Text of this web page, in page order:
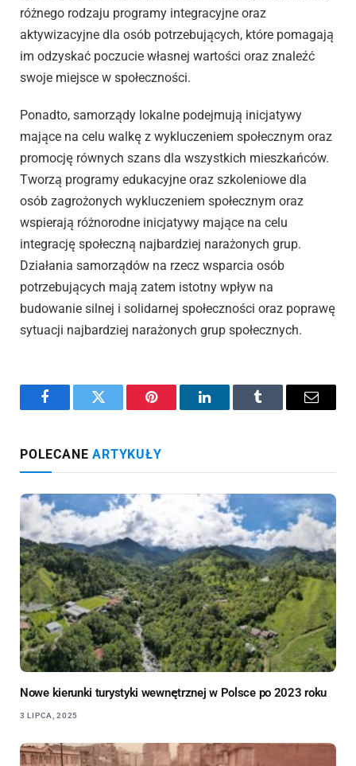
różnego rodzaju programy integracyjne oraz
aktywizacyjne dla osób potrzebujących, które pomagają
im odzyskać poczucie własnej wartości oraz znaleźć
swoje miejsce w społeczności.
Ponadto, samorządy lokalne podejmują inicjatywy
mające na celu walkę z wykluczeniem społecznym oraz
promocję równych szans dla wszystkich mieszkańców.
Tworzą programy edukacyjne oraz szkoleniowe dla
osób zagrożonych wykluczeniem społecznym oraz
wspierają różnorodne inicjatywy mające na celu
integrację społeczną najbardziej narażonych grup.
Działania samorządów na rzecz wsparcia osób
potrzebujących mają zatem istotny wpływ na
budowanie silnej i solidarnej społeczności oraz poprawę
sytuacji najbardziej narażonych grup społecznych.
FacebookTwitter Pinterest LinkedInTumblr Email
POLECANEARTYKUŁY
Nowe kierunki turystyki wewnętrznej w Polsce po 2023 roku
3 LIPCA, 2025